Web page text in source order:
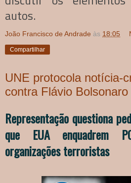
autos.
João Francisco de Andrade às 18:05
Compartilhar
UNE protocola notícia-
contra Flávio Bolsonaro
Representação questiona
que EUA enquadrem
organizações terroristas